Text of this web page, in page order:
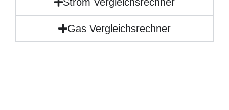
Gas Vergleichsrechner